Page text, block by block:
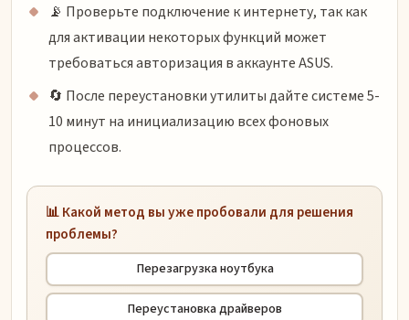
📡 Проверьте подключение к интернету, так как
для активации некоторых функций может
требоваться авторизация в аккаунте ASUS.
🔄 После переустановки утилиты дайте системе 5-
10 минут на инициализацию всех фоновых
процессов.
📊 Какой метод вы уже пробовали для решения
проблемы?
Перезагрузка ноутбука
Переустановка драйверов